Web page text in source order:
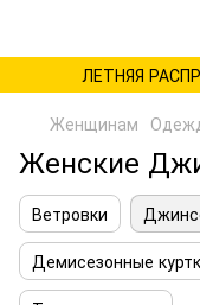
ЛЕТНЯЯ
Женщинам
Женские
Ветровки
Демисезонные